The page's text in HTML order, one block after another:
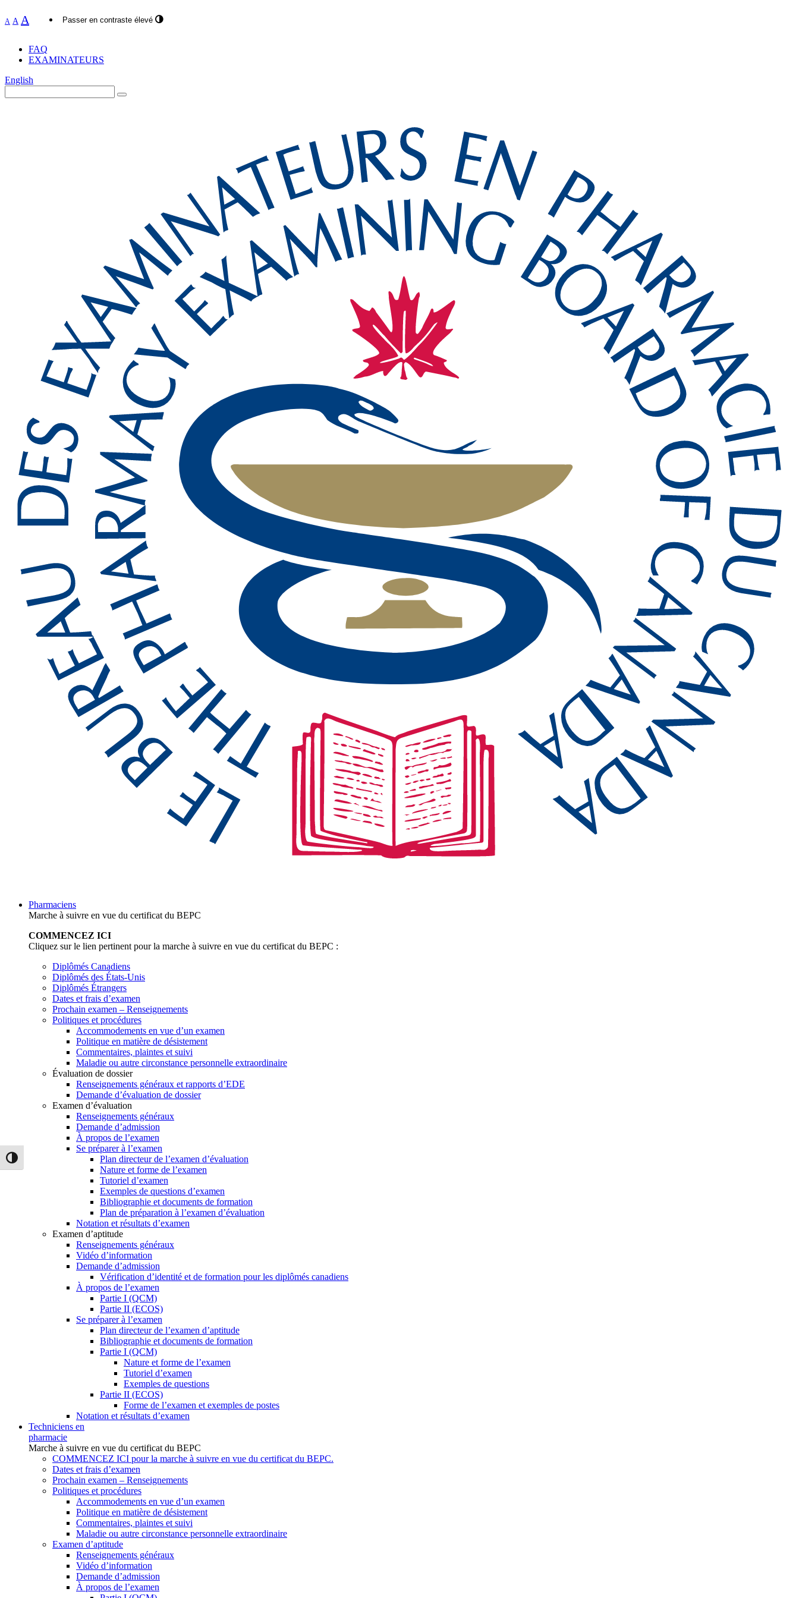
Passer en contraste élevé
A A A Passer en contraste élevé
FAQ
EXAMINATEURS
English
Pharmaciens
Marche à suivre en vue du certificat du BEPC
COMMENCEZ ICI
Cliquez sur le lien pertinent pour la marche à suivre en vue du certificat du BEPC :
Diplômés Canadiens
Diplômés des États-Unis
Diplômés Étrangers
Dates et frais d’examen
Prochain examen – Renseignements
Politiques et procédures
Accommodements en vue d’un examen
Politique en matière de désistement
Commentaires, plaintes et suivi
Maladie ou autre circonstance personnelle extraordinaire
Évaluation de dossier
Renseignements généraux et rapports d’EDE
Demande d’évaluation de dossier
Examen d’évaluation
Renseignements généraux
Demande d’admission
À propos de l’examen
Se préparer à l’examen
Plan directeur de l’examen d’évaluation
Nature et forme de l’examen
Tutoriel d’examen
Exemples de questions d’examen
Bibliographie et documents de formation
Plan de préparation à l’examen d’évaluation
Notation et résultats d’examen
Examen d’aptitude
Renseignements généraux
Vidéo d’information
Demande d’admission
Vérification d’identité et de formation pour les diplômés canadiens
À propos de l’examen
Partie I (QCM)
Partie II (ECOS)
Se préparer à l’examen
Plan directeur de l’examen d’aptitude
Bibliographie et documents de formation
Partie I (QCM)
Nature et forme de l’examen
Tutoriel d’examen
Exemples de questions
Partie II (ECOS)
Forme de l’examen et exemples de postes
Notation et résultats d’examen
Techniciens en
pharmacie
Marche à suivre en vue du certificat du BEPC
COMMENCEZ ICI pour la marche à suivre en vue du certificat du BEPC.
Dates et frais d’examen
Prochain examen – Renseignements
Politiques et procédures
Accommodements en vue d’un examen
Politique en matière de désistement
Commentaires, plaintes et suivi
Maladie ou autre circonstance personnelle extraordinaire
Examen d’aptitude
Renseignements généraux
Vidéo d’information
Demande d’admission
À propos de l’examen